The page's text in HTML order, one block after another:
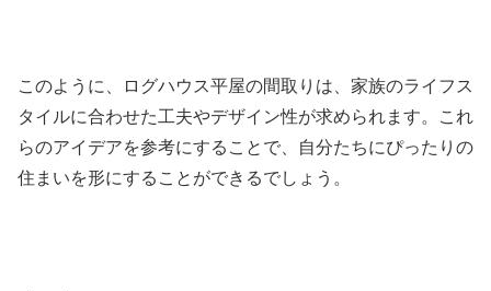
このように、ログハウス平屋の間取りは、家族のライフス
タイルに合わせた工夫やデザイン性が求められます。これ
らのアイデアを参考にすることで、自分たちにぴったりの
住まいを形にすることができるでしょう。